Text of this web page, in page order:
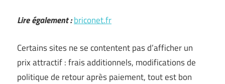
Lire également :briconet.fr
Certains sites ne se contentent pas d’afficher un
prix attractif : frais additionnels, modifications de
politique de retour après paiement, tout est bon